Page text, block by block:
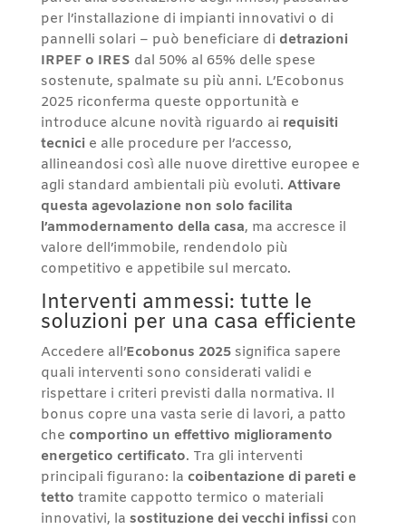
per l’installazione di impianti innovativi o di
pannelli solari – può beneficiare di detrazioni
IRPEF o IRES dal 50% al 65% delle spese
sostenute, spalmate su più anni. L’Ecobonus
2025 riconferma queste opportunità e
introduce alcune novità riguardo ai requisiti
tecnicie alle procedure per l’accesso,
allineandosi così alle nuove direttive europee e
agli standard ambientali più evoluti. Attivare
questa agevolazione non solo facilita
l’ammodernamento della casa, ma accresce il
valore dell’immobile, rendendolo più
competitivo e appetibile sul mercato.
Interventi ammessi: tutte le
soluzioni per una casa efficiente
Accedere all’Ecobonus 2025significa sapere
quali interventi sono considerati validi e
rispettare i criteri previsti dalla normativa. Il
bonus copre una vasta serie di lavori, a patto
che comportino un effettivo miglioramento
energetico certificato. Tra gli interventi
principali figurano: la coibentazione di pareti e
tetto tramite cappotto termico o materiali
innovativi, la sostituzione dei vecchi infissicon